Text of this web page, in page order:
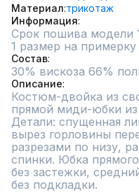
Материал трикотаж
Информация
Срок пошива модели
1 размер на примерку
Состав
30% вискоза 66%
Описание
Костюм-двойка из
прямой миди-юбки
Детали: спущенная
вырез горловины
разрезами по низу,
спинки. Юбка
без застежки,
без подкладки.